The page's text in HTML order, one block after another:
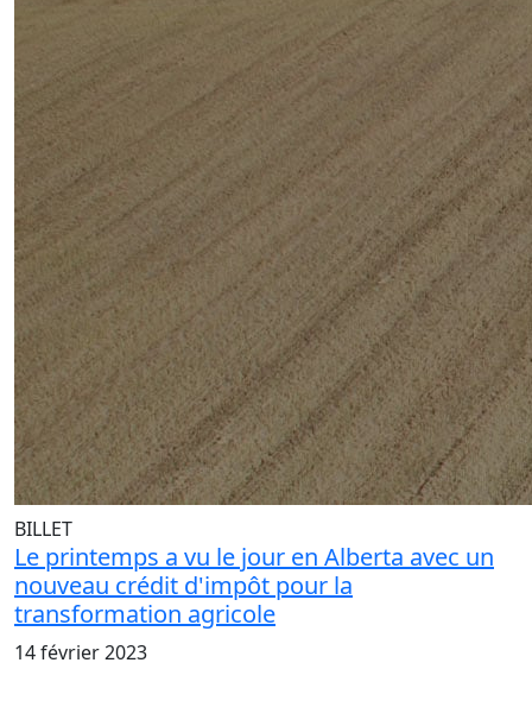
BILLET
Le printemps a vu le jour en Alberta avec un
nouveau crédit d'impôt pour la
transformation agricole
14 février 2023